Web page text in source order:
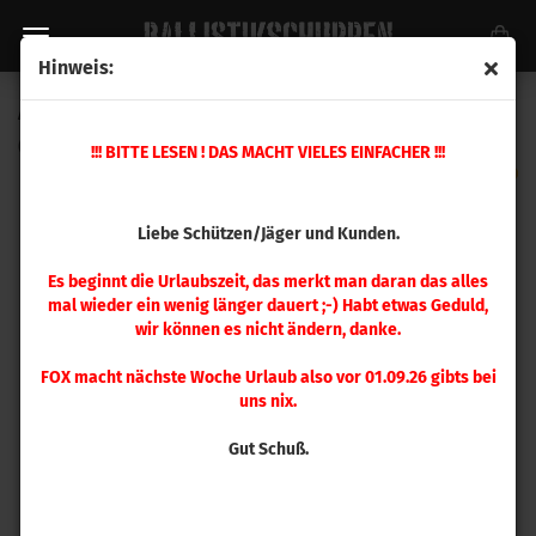
Hinweis:
!!! BITTE LESEN ! DAS MACHT VIELES EINFACHER !!!
Liebe Schützen/Jäger und Kunden.
Es beginnt die Urlaubszeit, das merkt man daran das alles
mal wieder ein wenig länger dauert ;-) Habt etwas Geduld,
wir können es nicht ändern, danke.
FOX macht nächste Woche Urlaub also vor 01.09.26 gibts bei
uns nix.
Gut Schuß.
A-Zoom 9,3x62 mm Pufferpatrone 2 Stück
12240)